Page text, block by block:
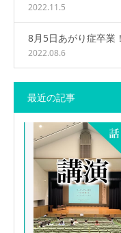
2022.11.5
8月5日あがり症卒業
2022.08.6
最近の記事